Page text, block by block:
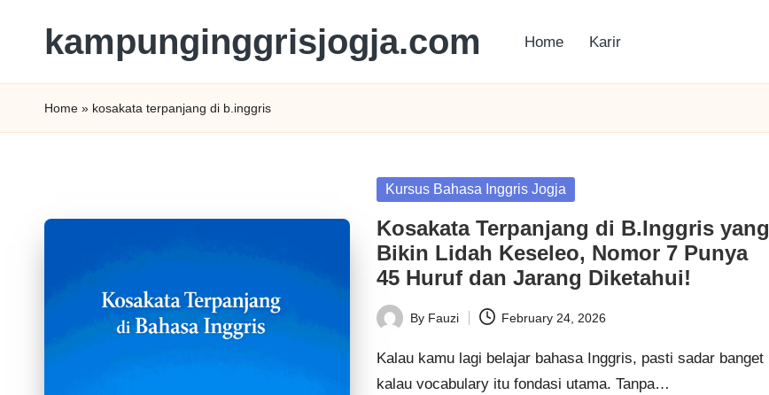
kampunginggrisjogja.com Home Karir
Home » kosakata terpanjang di b.inggris
Kursus Bahasa Inggris Jogja
Kosakata Terpanjang di B.Inggris yang
Bikin Lidah Keseleo, Nomor 7 Punya
45 Huruf dan Jarang Diketahui!
By Fauzi February 24, 2026
Kalau kamu lagi belajar bahasa Inggris, pasti sadar banget
kalau vocabulary itu fondasi utama. Tanpa…